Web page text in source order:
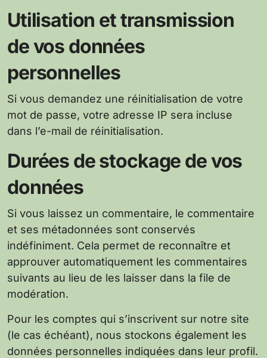
Utilisation et transmission
de vos données
personnelles
Si vous demandez une réinitialisation de votre
mot de passe, votre adresse IP sera incluse
dans l’e-mail de réinitialisation.
Durées de stockage de vos
données
Si vous laissez un commentaire, le commentaire
et ses métadonnées sont conservés
indéfiniment. Cela permet de reconnaître et
approuver automatiquement les commentaires
suivants au lieu de les laisser dans la file de
modération.
Pour les comptes qui s’inscrivent sur notre site
(le cas échéant), nous stockons également les
données personnelles indiquées dans leur profil.